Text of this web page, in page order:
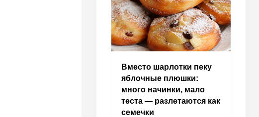
Вместо шарлотки пеку
яблочные плюшки:
много начинки, мало
теста — разлетаются как
семечки